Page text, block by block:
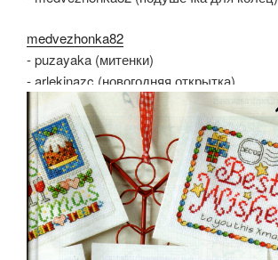
medvezhonka82
- puzayaka (митенки)
- arlekinazc (новогодняя открытка)